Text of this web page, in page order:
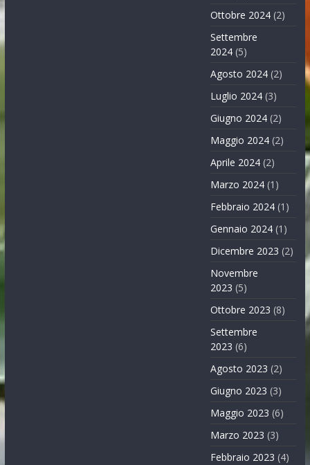
Ottobre 2024 (2)
Settembre
2024 (5)
Agosto 2024 (2)
Luglio 2024 (3)
Giugno 2024 (2)
Maggio 2024 (2)
Aprile 2024 (2)
Marzo 2024 (1)
Febbraio 2024 (1)
Gennaio 2024 (1)
Dicembre 2023 (2)
Novembre
2023 (5)
Ottobre 2023 (8)
Settembre
2023 (6)
Agosto 2023 (2)
Giugno 2023 (3)
Maggio 2023 (6)
Marzo 2023 (3)
Febbraio 2023 (4)